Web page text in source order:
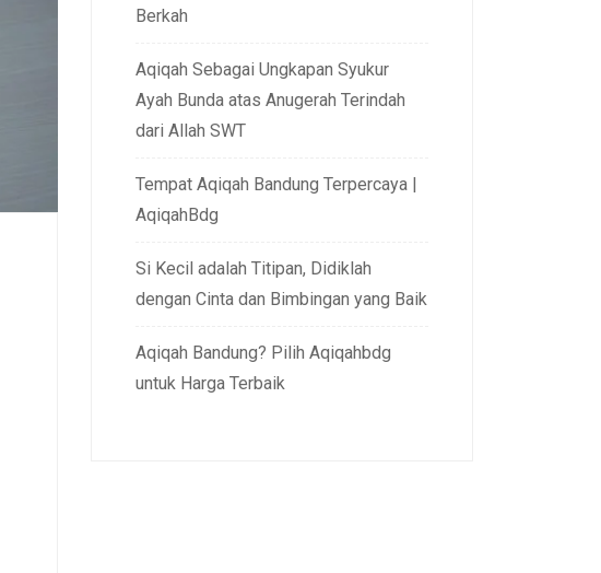
Berkah
Aqiqah Sebagai Ungkapan Syukur
Ayah Bunda atas Anugerah Terindah
dari Allah SWT
Tempat Aqiqah Bandung Terpercaya |
AqiqahBdg
Si Kecil adalah Titipan, Didiklah
dengan Cinta dan Bimbingan yang Baik
Aqiqah Bandung? Pilih Aqiqahbdg
untuk Harga Terbaik